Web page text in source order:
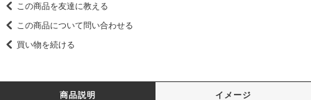
この商品を友達に教える
この商品について問い合わせる
買い物を続ける
商品説明 イメージ